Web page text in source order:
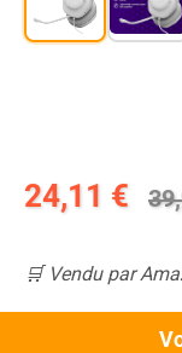
24,11 €
🛒 Vendu par